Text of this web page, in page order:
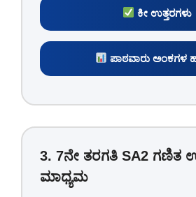
ಕೀ ಉತ್ತರಗಳು
ಪಾಠವಾರು ಅಂಕಗಳ
3. 7ನೇ ತರಗತಿ SA2 ಗಣಿತ
ಮಾಧ್ಯಮ